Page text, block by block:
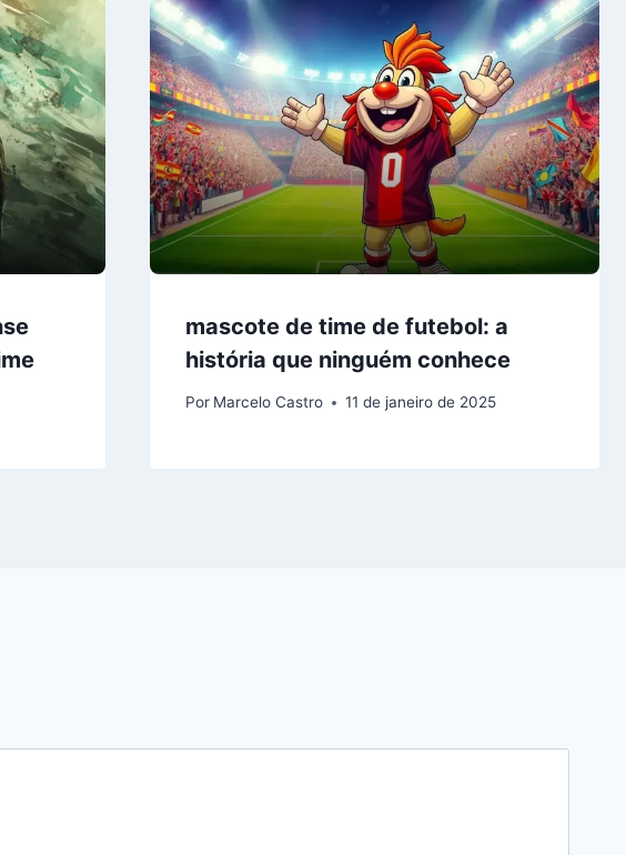
mascote de time de futebol: a
história que ninguém conhece
Por Marcelo Castro 11 de janeiro de 2025